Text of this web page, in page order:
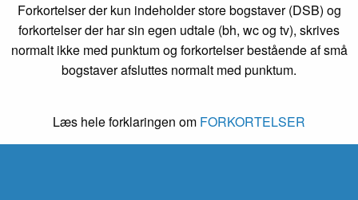
Forkortelser der kun indeholder store bogstaver (DSB) og
forkortelser der har sin egen udtale (bh, wc og tv), skrives
normalt ikke med punktum og forkortelser bestående af små
bogstaver afsluttes normalt med punktum.
Læs hele forklaringen om FORKORTELSER